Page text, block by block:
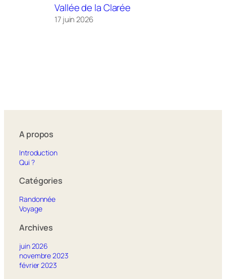
Vallée de la Clarée
17 juin 2026
A propos
Introduction
Qui ?
Catégories
Randonnée
Voyage
Archives
juin 2026
novembre 2023
février 2023